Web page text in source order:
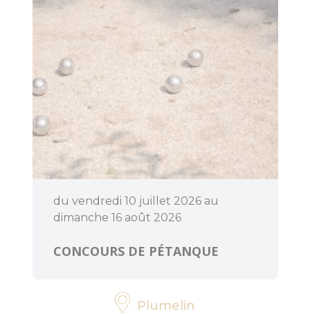
du vendredi 10 juillet 2026 au
dimanche 16 août 2026
CONCOURS DE PÉTANQUE
Plumelin